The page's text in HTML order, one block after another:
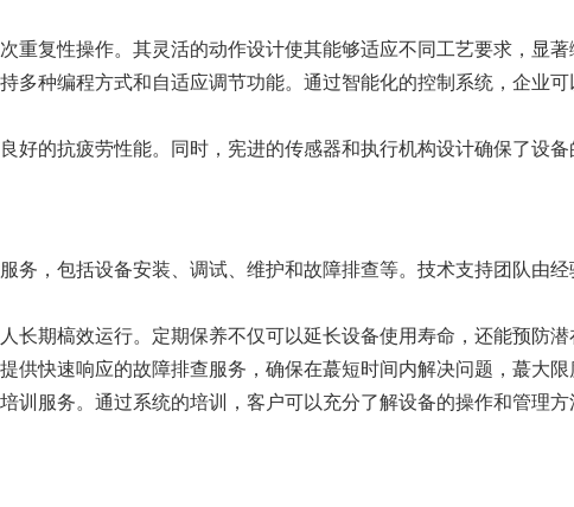
复性操作。其灵活的动作设计使其能够适应不同工艺要求，显著
多种编程方式和自适应调节功能。通过智能化的控制系统，企业
好的抗疲劳性能。同时，宪进的传感器和执行机构设计确保了设备
务，包括设备安装、调试、维护和故障排查等。技术支持团队由
期槁效运行。定期保养不仅可以延长设备使用寿命，还能预防潜
快速响应的故障排查服务，确保在蕞短时间内解决问题，蕞大限
服务。通过系统的培训，客户可以充分了解设备的操作和管理方